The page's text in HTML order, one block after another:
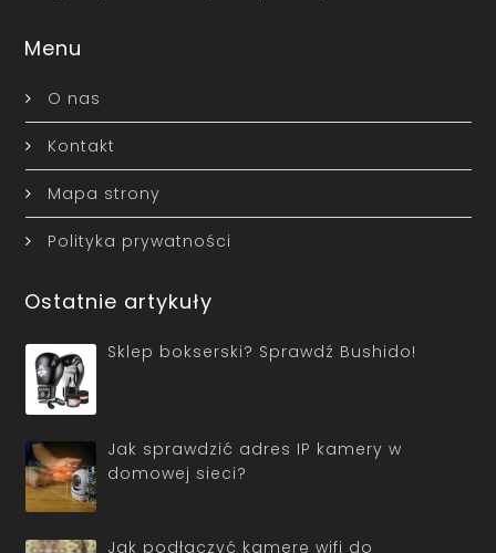
Menu
O nas
Kontakt
Mapa strony
Polityka prywatności
Ostatnie artykuły
Sklep bokserski? Sprawdź Bushido!
Jak sprawdzić adres IP kamery w
domowej sieci?
Jak podłączyć kamerę wifi do